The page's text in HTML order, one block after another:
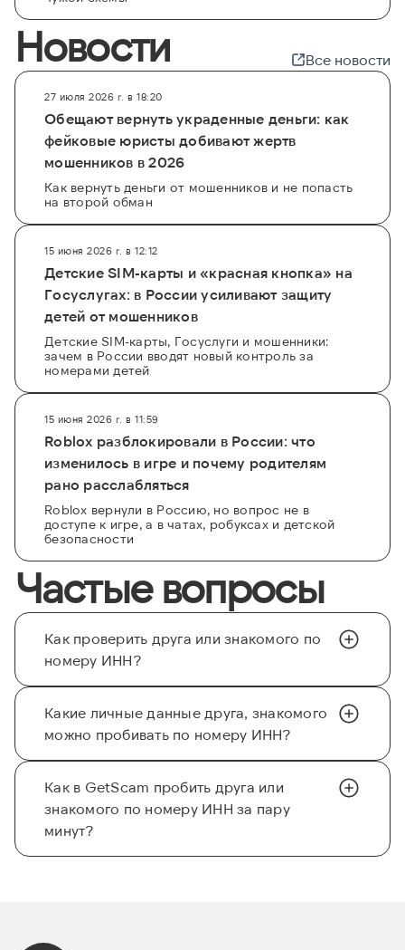
Новости Все новости
27 июля 2026 г. в 18:20
Обещают вернуть украденные деньги: как
фейковые юристы добивают жертв
мошенников в 2026
Как вернуть деньги от мошенников и не попасть
на второй обман
15 июня 2026 г. в 12:12
Детские SIM-карты и «красная кнопка» на
Госуслугах: в России усиливают защиту
детей от мошенников
Детские SIM-карты, Госуслуги и мошенники:
зачем в России вводят новый контроль за
номерами детей
15 июня 2026 г. в 11:59
Roblox разблокировали в России: что
изменилось в игре и почему родителям
рано расслабляться
Roblox вернули в Россию, но вопрос не в
доступе к игре, а в чатах, робуксах и детской
безопасности
Частые вопросы
Как проверить друга или знакомого по
номеру ИНН?
Какие личные данные друга, знакомого
можно пробивать по номеру ИНН?
Как в GetScam пробить друга или
знакомого по номеру ИНН за пару
минут?